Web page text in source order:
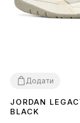
Додати
42434445
JORDAN
BLACK